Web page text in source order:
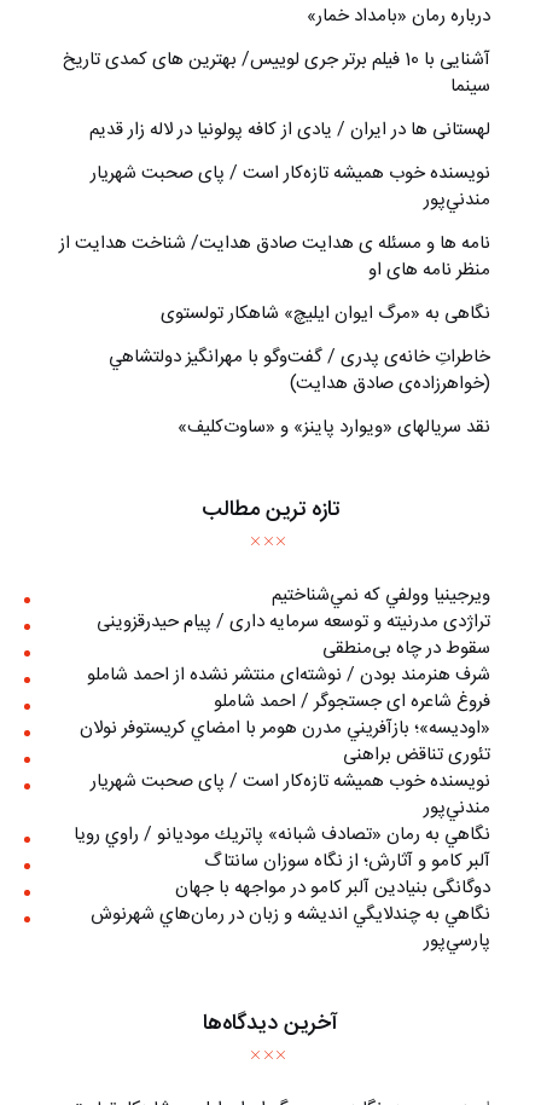
درباره رمان «بامداد خمار»
آشنایی با 10 فیلم برتر جری لوییس/ بهترین های کمدی تاریخ
سینما
لهستانی ها در ایران / یادی از کافه پولونیا در لاله زار قدیم
نويسنده خوب هميشه تازه‌كار است / پای صحبت شهريار
مندني‌پور
نامه ها و مسئله ی هدایت صادق هدایت/ شناخت هدایت از
منظر نامه های او
نگاهی به «مرگ ايوان ايليچ» شاهکار تولستوی
خاطراتِ خانه‌ی پدری / گفت‌وگو با مهرانگيز دولتشاهي
(خواهرزاده‌ی صادق هدايت)
نقد سریالهای «ویوارد پاینز» و «ساوت‌کلیف»
تازه ترین مطالب
ويرجينيا وولفي كه نمي‌شناختيم
تراژدی مدرنیته و توسعه سرمایه داری / پیام حیدرقزوینی
سقوط در چاه بی‌منطقی
شرف هنرمند بودن / نوشته‌ای منتشر نشده از احمد شاملو
فروغ شاعره ای جستجوگر / احمد شاملو
«اوديسه»؛ بازآفريني مدرن هومر با امضاي كريستوفر نولان
تئوری تناقض براهنی
نويسنده خوب هميشه تازه‌كار است / پای صحبت شهريار
مندني‌پور
نگاهي به رمان «تصادف شبانه» پاتريك موديانو / راوي رويا
آلبر کامو و آثارش؛ از نگاه سوزان سانتاگ
دوگانگی بنیادین آلبر کامو در مواجهه با جهان
نگاهي به چندلايگي انديشه و زبان در رمان‌هاي شهرنوش
پارسي‌پور
آخرین دیدگاه‌ها